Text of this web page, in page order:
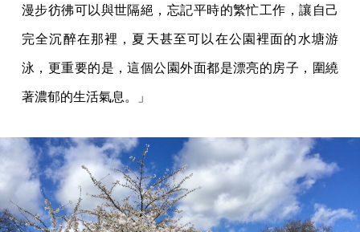
漫步彷彿可以與世隔絕，忘記平時的繁忙工作，讓自己
完全沉醉在那裡，夏天甚至可以在公園裡面的水塘游
泳，更重要的是，這個公園外面都是漂亮的房子，圍繞
著濃郁的生活氣息。」